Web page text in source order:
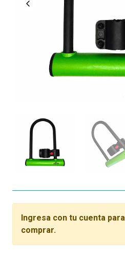
Ingresa con tu cuenta para
comprar.